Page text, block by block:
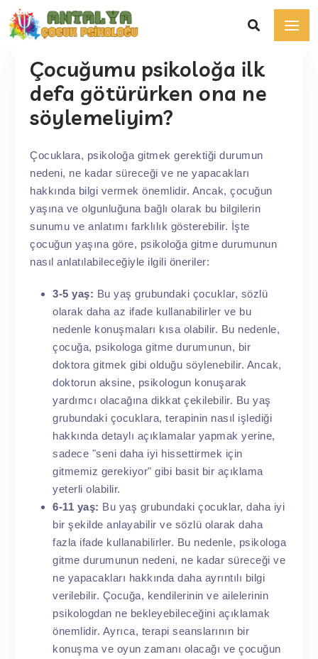
Çocuğumu psikoloğa ilk
defa götürürken ona ne
söylemeliyim?
Çocuklara, psikoloğa gitmek gerektiği durumun
nedeni, ne kadar süreceği ve ne yapacakları
hakkında bilgi vermek önemlidir. Ancak, çocuğun
yaşına ve olgunluğuna bağlı olarak bu bilgilerin
sunumu ve anlatımı farklılık gösterebilir. İşte
çocuğun yaşına göre, psikoloğa gitme durumunun
nasıl anlatılabileceğiyle ilgili öneriler:
3-5 yaş: Bu yaş grubundaki çocuklar, sözlü
olarak daha az ifade kullanabilirler ve bu
nedenle konuşmaları kısa olabilir. Bu nedenle,
çocuğa, psikologa gitme durumunun, bir
doktora gitmek gibi olduğu söylenebilir. Ancak,
doktorun aksine, psikologun konuşarak
yardımcı olacağına dikkat çekilebilir. Bu yaş
grubundaki çocuklara, terapinin nasıl işlediği
hakkında detaylı açıklamalar yapmak yerine,
sadece "seni daha iyi hissettirmek için
gitmemiz gerekiyor" gibi basit bir açıklama
yeterli olabilir.
6-11 yaş: Bu yaş grubundaki çocuklar, daha iyi
bir şekilde anlayabilir ve sözlü olarak daha
fazla ifade kullanabilirler. Bu nedenle, psikologa
gitme durumunun nedeni, ne kadar süreceği ve
ne yapacakları hakkında daha ayrıntılı bilgi
verilebilir. Çocuğa, kendilerinin ve ailelerinin
psikologdan ne bekleyebileceğini açıklamak
önemlidir. Ayrıca, terapi seanslarının bir
konuşma ve oyun zamanı olacağı ve çocuğun